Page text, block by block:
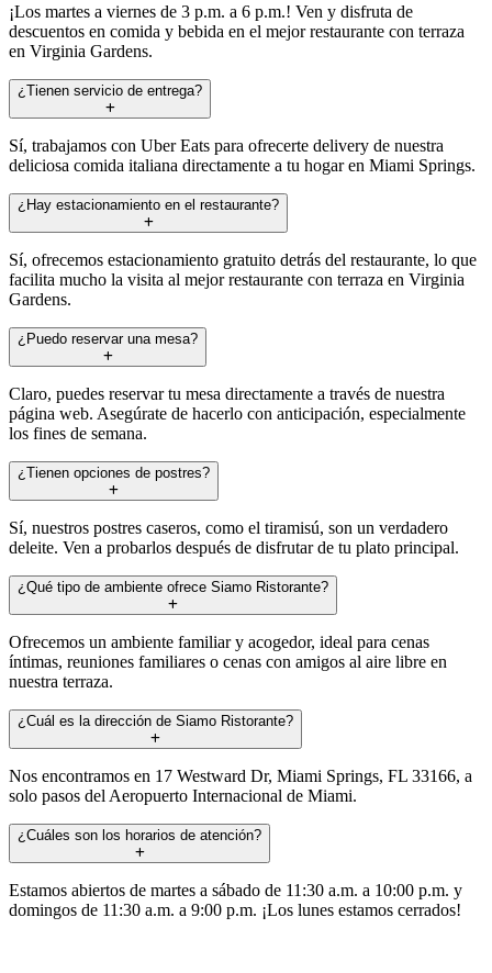
¡Los martes a viernes de 3 p.m. a 6 p.m.! Ven y disfruta de
descuentos en comida y bebida en el mejor restaurante con terraza
en Virginia Gardens.
¿Tienen servicio de entrega?
Sí, trabajamos con Uber Eats para ofrecerte delivery de nuestra
deliciosa comida italiana directamente a tu hogar en Miami Springs.
¿Hay estacionamiento en el restaurante?
Sí, ofrecemos estacionamiento gratuito detrás del restaurante, lo que
facilita mucho la visita al mejor restaurante con terraza en Virginia
Gardens.
¿Puedo reservar una mesa?
Claro, puedes reservar tu mesa directamente a través de nuestra
página web. Asegúrate de hacerlo con anticipación, especialmente
los fines de semana.
¿Tienen opciones de postres?
Sí, nuestros postres caseros, como el tiramisú, son un verdadero
deleite. Ven a probarlos después de disfrutar de tu plato principal.
¿Qué tipo de ambiente ofrece Siamo Ristorante?
Ofrecemos un ambiente familiar y acogedor, ideal para cenas
íntimas, reuniones familiares o cenas con amigos al aire libre en
nuestra terraza.
¿Cuál es la dirección de Siamo Ristorante?
Nos encontramos en 17 Westward Dr, Miami Springs, FL 33166, a
solo pasos del Aeropuerto Internacional de Miami.
¿Cuáles son los horarios de atención?
Estamos abiertos de martes a sábado de 11:30 a.m. a 10:00 p.m. y
domingos de 11:30 a.m. a 9:00 p.m. ¡Los lunes estamos cerrados!